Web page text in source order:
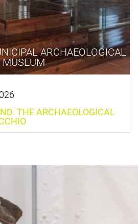
ARCHAEOLOGICAL
MUSEUM
THE ARCHAEOLOGICAL